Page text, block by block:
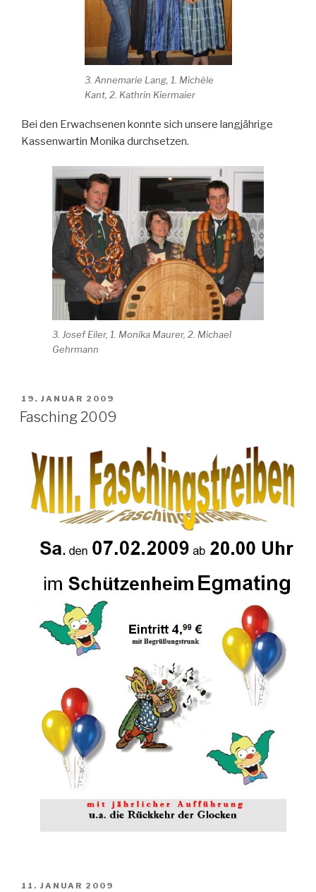
3. Annemarie Lang, 1. Michèle
Kant, 2. Kathrin Kiermaier
Bei den Erwachsenen konnte sich unsere langjährige
Kassenwartin Monika durchsetzen.
3. Josef Eiler, 1. Monika Maurer, 2. Michael
Gehrmann
VERÖFFENTLICHT
AM
19. JANUAR 2009
Fasching 2009
VERÖFFENTLICHT
11. JANUAR 2009